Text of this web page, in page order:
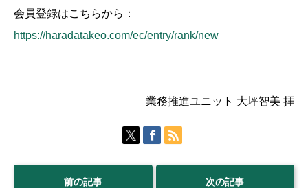
会員登録はこちらから：
https://haradatakeo.com/ec/entry/rank/new
業務推進ユニット 大坪智美 拝
前の記事 次の記事